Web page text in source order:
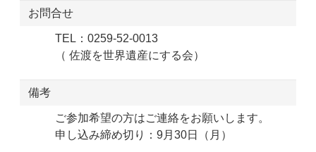
お問合せ
TEL：0259-52-0013
（ 佐渡を世界遺産にする会）
備考
ご参加希望の方はご連絡をお願いします。
申し込み締め切り：9月30日（月）